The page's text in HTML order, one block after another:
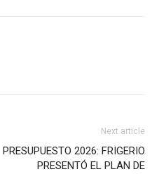
Next article
PRESUPUESTO 2026: FRIGERIO
PRESENTÓ EL PLAN DE